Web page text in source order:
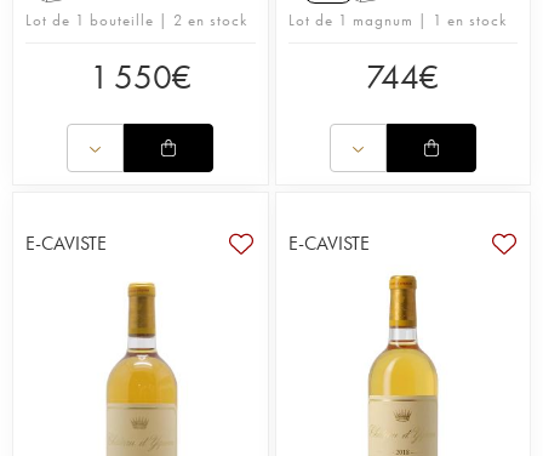
Lot de 1 bouteille | 2 en stock
1 550€
Lot de 1 magnum | 1 en stock
744€
E-CAVISTE E-CAVISTE